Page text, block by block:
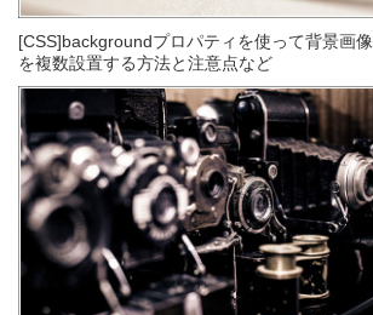
[CSS]backgroundプロパティを使って背景画像
を複数設置する方法と注意点など